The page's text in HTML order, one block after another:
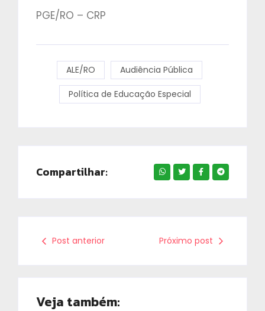
PGE/RO – CRP
ALE/RO Audiência Pública
Política de Educação Especial
Compartilhar:
Post anterior Próximo post
Veja também: